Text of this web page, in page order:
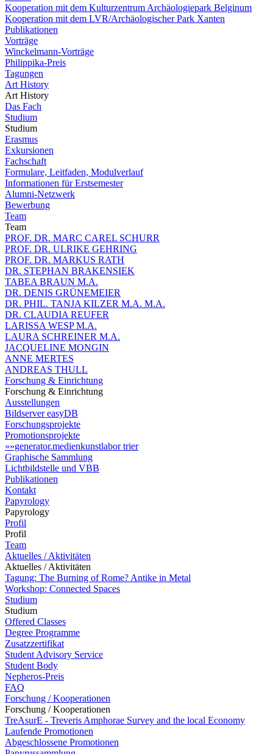
Kooperation mit dem Kulturzentrum Archäologiepark Belginum
Kooperation mit dem LVR/Archäologischer Park Xanten
Publikationen
Vorträge
Winckelmann-Vorträge
Philippika-Preis
Tagungen
Art History
Art History
Das Fach
Studium
Studium
Erasmus
Exkursionen
Fachschaft
Formulare, Leitfaden, Modulverlauf
Informationen für Erstsemester
Alumni-Netzwerk
Bewerbung
Team
Team
PROF. DR. MARC CAREL SCHURR
PROF. DR. ULRIKE GEHRING
PROF. DR. MARKUS RATH
DR. STEPHAN BRAKENSIEK
TABEA BRAUN M.A.
DR. DENIS GRÜNEMEIER
DR. PHIL. TANJA KILZER M.A. M.A.
DR. CLAUDIA REUFER
LARISSA WESP M.A.
LAURA SCHREINER M.A.
JACQUELINE MONGIN
ANNE MERTES
ANDREAS THULL
Forschung & Einrichtung
Forschung & Einrichtung
Ausstellungen
Bildserver easyDB
Forschungsprojekte
Promotionsprojekte
»»generator.medienkunstlabor trier
Graphische Sammlung
Lichtbildstelle und VBB
Publikationen
Kontakt
Papyrology
Papyrology
Profil
Profil
Team
Aktuelles / Aktivitäten
Aktuelles / Aktivitäten
Tagung: The Burning of Rome? Antike in Metal
Workshop: Connected Spaces
Studium
Studium
Offered Classes
Degree Programme
Zusatzzertifikat
Student Advisory Service
Student Body
Nepheros-Preis
FAQ
Forschung / Kooperationen
Forschung / Kooperationen
TreAsurE - Treveris Amphorae Survey and the local Economy
Laufende Promotionen
Abgeschlossene Promotionen